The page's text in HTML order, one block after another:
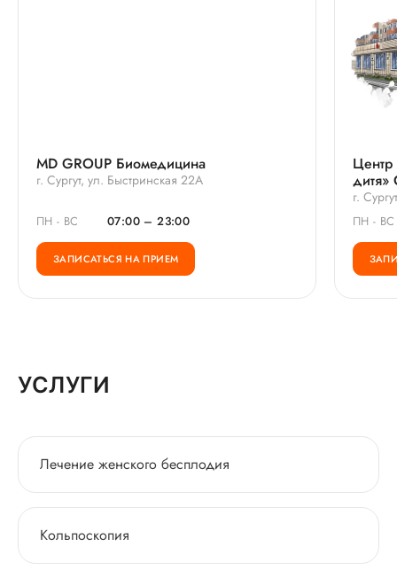
MD GROUP Биомедицина
г. Сургут, ул. Быстринская 22А
ПН - ВС 07:00 – 23:00
ЗАПИСАТЬСЯ НА ПРИЕМ
Центр
дитя»
г.
ПН - ВС
УСЛУГИ
Лечение женского бесплодия
Кольпоскопия